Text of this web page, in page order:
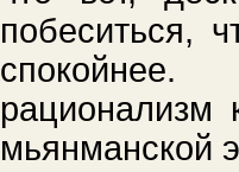
побеситься,
рационализм
мьянманской